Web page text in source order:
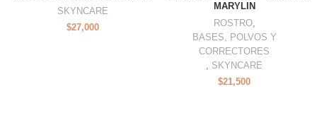
SKYNCARE
$27,000
MARYLIN
ROSTRO,
BASES, POLVOS Y
CORRECTORES
, SKYNCARE
$21,500